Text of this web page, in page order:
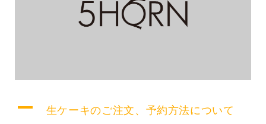
A 生ケーキのご注文、予約方法について